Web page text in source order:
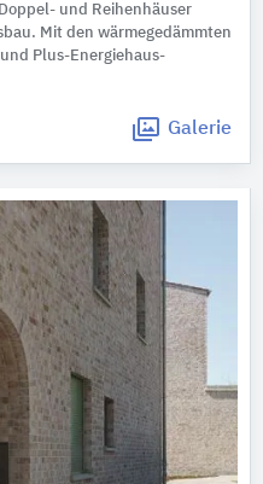
und Reihenhäuser
Mit den wärmegedämmten
Plus-Energiehaus-
Galerie